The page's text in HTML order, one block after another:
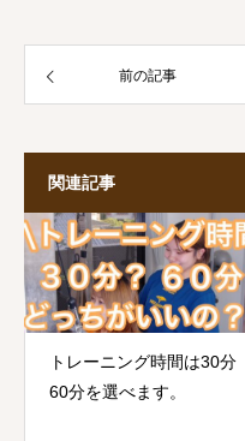
前の記事
関連記事
トレーニング時間は30分
60分を選べます。